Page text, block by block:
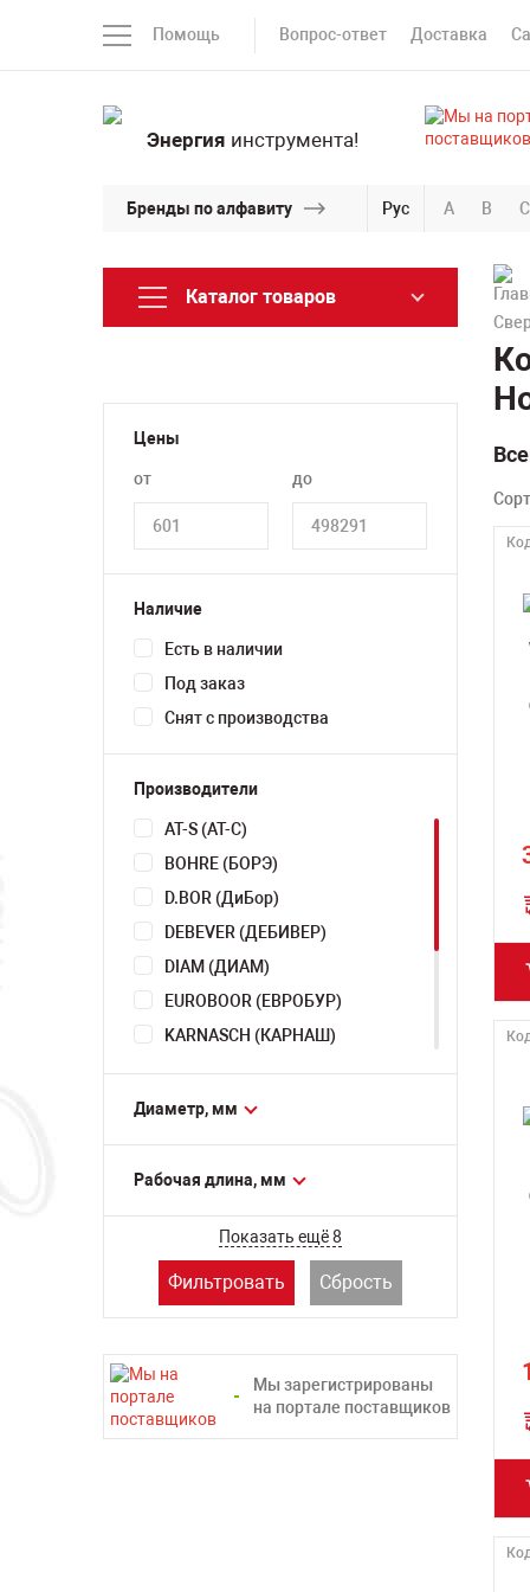
Помощь Вопрос-ответ Доставка
Энергия инструмента!
Бренды по алфавиту Рус A B C
Каталог товаров
Цены
от до
Наличие
Есть в наличии
Под заказ
Снят с производства
Производители
AT-S (АТ-С)
BOHRE (БОРЭ)
D.BOR (ДиБор)
DEBEVER (ДЕБИВЕР)
DIAM (ДИАМ)
EUROBOOR (ЕВРОБУР)
KARNASCH (КАРНАШ)
LENZ (ЛЕНЦ)
MESSER (МЕССЕР)
ROTABROACH (РОТАБРОЧ)
Диаметр, мм
Рабочая длина, мм
Показать ещё 8
Фильтровать Сбрость
Мы зарегистрированы
на портале поставщиков